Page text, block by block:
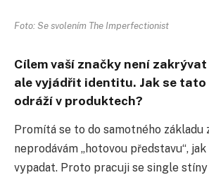
Foto: Se svolením The Imperfectionist
Cílem vaší značky není
ale vyjádřit identitu. Jak se tato
odráží v produktech?
Promítá se to do samotného základu
neprodávám „hotovou představu“,
vypadat. Proto pracuji se single